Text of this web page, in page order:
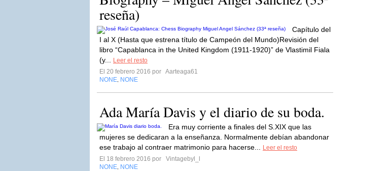
reseña)
Capítulo del
I al X (Hasta que estrena título de Campeón del Mundo)Revisión del
libro “Capablanca in the United Kingdom (1911-1920)” de Vlastimil Fiala
(y...
Leer el resto
El 20 febrero 2016 por Aarteaga61
NONE NONE
Ada María Davis y el diario de su boda.
Era muy corriente a finales del S.XIX que las
mujeres se dedicaran a la enseñanza. Normalmente debían abandonar
ese trabajo al contraer matrimonio para hacerse...
Leer el resto
El 18 febrero 2016 por
Vintagebyl_l
NONE NONE